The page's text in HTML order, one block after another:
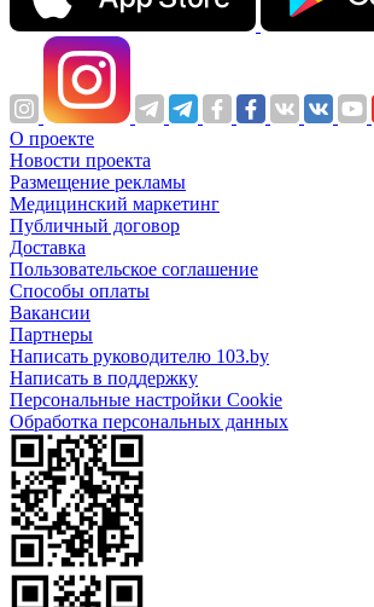
О проекте
Новости проекта
Размещение рекламы
Медицинский маркетинг
Публичный договор
Доставка
Пользовательское соглашение
Способы оплаты
Вакансии
Партнеры
Написать руководителю 103.by
Написать в поддержку
Персональные настройки Cookie
Обработка персональных данных